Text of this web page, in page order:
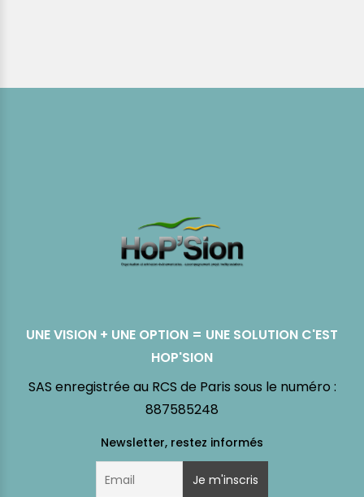
UNE VISION + UNE OPTION = UNE SOLUTION C'EST
HOP'SION
SAS enregistrée au RCS de Paris sous le numéro :
887585248